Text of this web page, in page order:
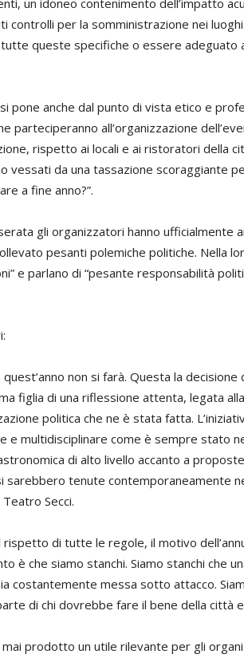
un idoneo contenimento dell’impatto
controlli per la somministrazione nei
queste specifiche o essere adeguato
pone anche dal punto di vista etico e
parteciperanno all’organizzazione
rispetto ai locali e ai ristoratori della
vessati da una tassazione scoraggiante
a fine anno?”.
gli organizzatori hanno ufficialmente
pesanti polemiche politiche. Nella
e parlano di “pesante responsabilità
quest’anno non si farà. Questa la
figlia di una riflessione attenta, legata
politica che ne è stata fatta.
e multidisciplinare come è sempre stato
di alto livello accanto a
sarebbero tenute contemporaneamente
Secci.
rispetto di tutte le regole, il motivo
è che siamo stanchi. Siamo stanchi che
costantemente messa sotto attacco.
di chi dovrebbe fare il bene della città
mai prodotto un utile rilevante per gli